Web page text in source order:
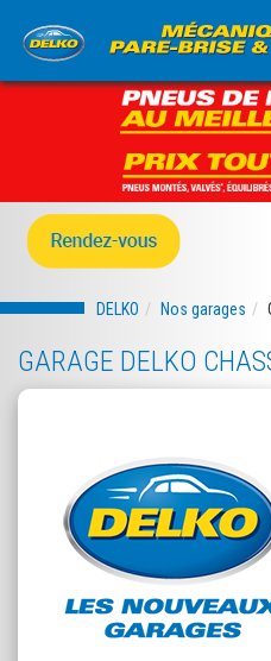
DELKO Nos garages
GARAGE DELKO